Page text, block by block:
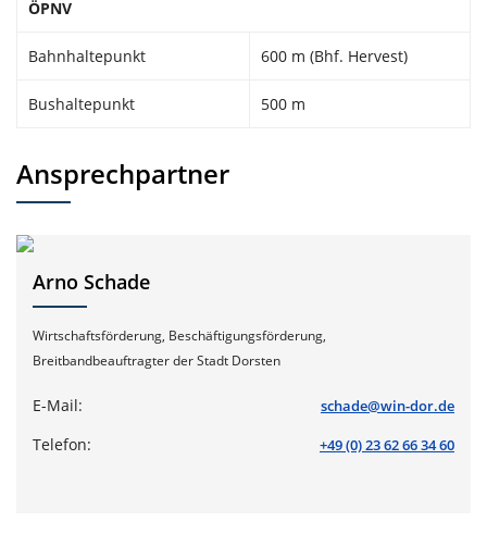
ÖPNV
Bahnhaltepunkt 600 m (Bhf. Hervest)
Bushaltepunkt 500 m
Ansprechpartner
Arno Schade
Wirtschaftsförderung, Beschäftigungsförderung,
Breitbandbeauftragter der Stadt Dorsten
E-Mail: schade@win-dor.de
Telefon: +49 (0) 23 62 66 34 60